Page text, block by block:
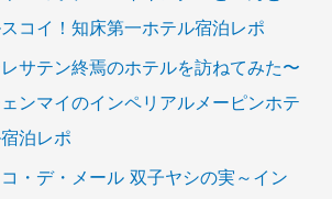
コイ！知床第一ホテル宿泊レポ
サテン終焉のホテルを訪ねてみた〜
ンマイのインペリアルメーピンホテ
泊レポ
・デ・メール 双子ヤシの実～イン